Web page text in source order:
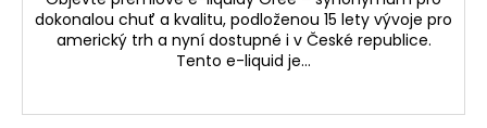
dokonalou chuť a kvalitu, podloženou 15 lety vývoje pro
americký trh a nyní dostupné i v České republice.
Tento e-liquid je...